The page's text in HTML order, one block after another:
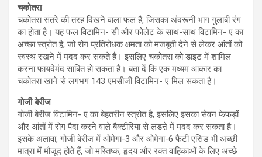
चकोतरा
चकोतरा संतरे की तरह दिखने वाला फल है, जिसका अंदरूनी भाग गुलाबी रंग
का होता है। यह फल विटामिन- सी और फोलेट के साथ-साथ विटामिन- ए का
अच्छा स्त्रोत है, जो रोग प्रतिरोधक क्षमता को मजबूती देने से लेकर आंतों को
स्वस्थ रखने में मदद कर सकते हैं। इसलिए चकोतरा को डाइट में शामिल
करना फायदेमंद साबित हो सकता है। बता दें कि एक मध्यम आकार का
चकोतरा खाने से लगभग 143 एमसीजी विटामिन- ए मिल सकता है।
गोजी बेरीज
गोजी बेरीज विटामिन- ए का बेहतरीन स्त्रोत है, इसलिए इसका सेवन फेफड़ों
और आंतों में रोग पैदा करने वाले बैक्टीरिया से लडऩे में मदद कर सकता है।
इसके अलावा, गोजी बेरीज में ओमेगा-3 और ओमेगा-6 फैटी एसिड भी अच्छी
मात्रा में मौजूद होते हैं, जो मस्तिष्क, हृदय और रक्त वाहिकाओं के लिए अच्छे